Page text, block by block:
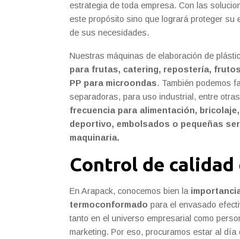
estrategia de toda empresa. Con las
este propósito sino que logrará proteger su
de sus necesidades.
Nuestras máquinas de elaboración de
para frutas, catering, repostería,
PP para microondas. También podemos
separadoras, para uso industrial, entre
frecuencia para alimentación,
deportivo, embolsados o pequeñas
maquinaria.
Control de
En Arapack, conocemos bien la
termoconformado para el envasado
tanto en el universo empresarial como
marketing. Por eso, procuramos estar al